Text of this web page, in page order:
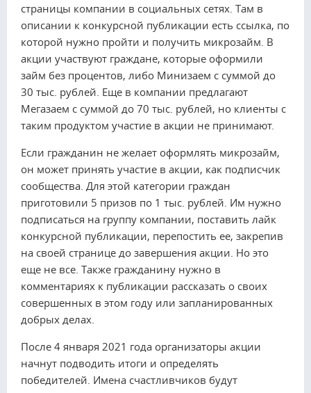
страницы компании в социальных сетях. Там в
описании к конкурсной публикации есть ссылка, по
которой нужно пройти и получить микрозайм. В
акции участвуют граждане, которые оформили
займ без процентов, либо Минизаем с суммой до
30 тыс. рублей. Еще в компании предлагают
Мегазаем с суммой до 70 тыс. рублей, но клиенты с
таким продуктом участие в акции не принимают.
Если гражданин не желает оформлять микрозайм,
он может принять участие в акции, как подписчик
сообщества. Для этой категории граждан
приготовили 5 призов по 1 тыс. рублей. Им нужно
подписаться на группу компании, поставить лайк
конкурсной публикации, перепостить ее, закрепив
на своей странице до завершения акции. Но это
еще не все. Также гражданину нужно в
комментариях к публикации рассказать о своих
совершенных в этом году или запланированных
добрых делах.
После 4 января 2021 года организаторы акции
начнут подводить итоги и определять
победителей. Имена счастливчиков будут